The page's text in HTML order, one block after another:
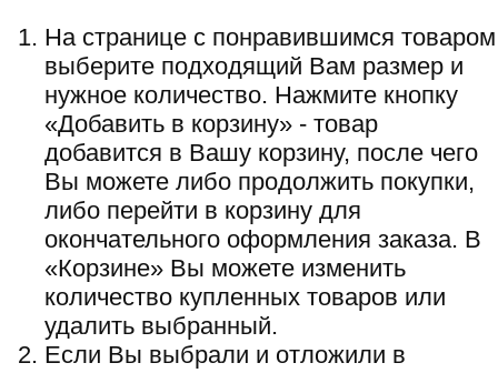
На странице с понравившимся товаром
выберите подходящий Вам размер и
нужное количество. Нажмите кнопку
«Добавить в корзину» - товар
добавится в Вашу корзину, после чего
Вы можете либо продолжить покупки,
либо перейти в корзину для
окончательного оформления заказа. В
«Корзине» Вы можете изменить
количество купленных товаров или
удалить выбранный.
Если Вы выбрали и отложили в